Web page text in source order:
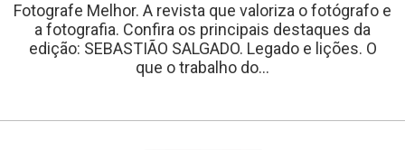
Fotografe Melhor. A revista que valoriza o fotógrafo e
a fotografia. Confira os principais destaques da
edição: SEBASTIÃO SALGADO. Legado e lições. O
que o trabalho do...